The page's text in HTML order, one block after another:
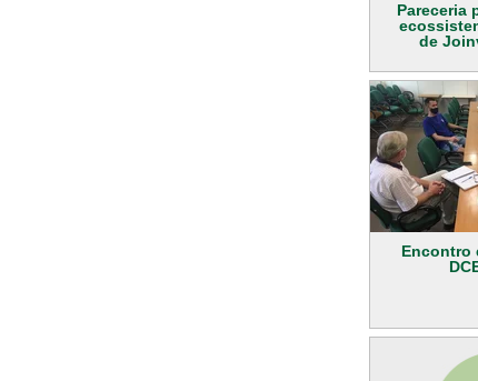
Pareceria
de
Encontro